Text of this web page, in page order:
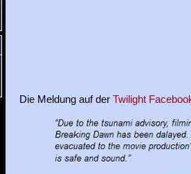
Die Meldung auf der Twilight